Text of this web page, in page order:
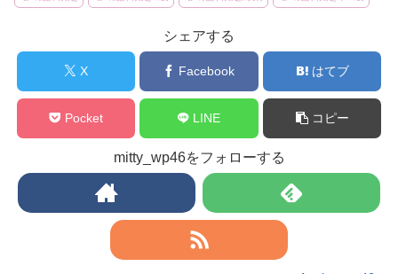
シェアする
X Facebook はてブ
Pocket LINE コピー
mitty_wp46をフォローする